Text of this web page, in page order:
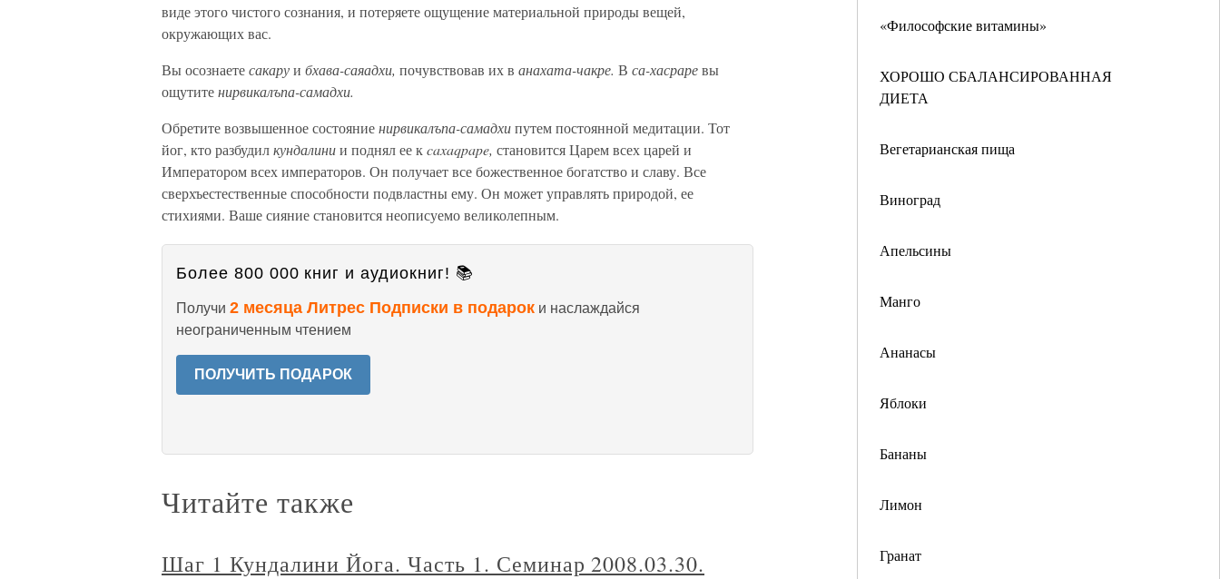
«Философские витамины»
ХОРОШО СБАЛАНСИРОВАННАЯ
ДИЕТА
Вегетарианская пища
Виноград
Апельсины
Манго
Ананасы
Яблоки
Бананы
Лимон
Гранат
виде этого чистого сознания, и потеряете ощущение материальной природы вещей,
окружающих вас.
Вы осознаетесакаруи бхава-саяадхи, почувствовав их в анахата-чакре. В са-хасраревы
ощутитенирвикалъпа-самадхи.
Обретите возвышенное состояниенирвикалъпа-самадхипутем постоянной медитации. Тот
йог, кто разбудилкундалинии поднял ее кcaxaqpape, становится Царем всех царей и
Императором всех императоров. Он получает все божественное богатство и славу. Все
сверхъестественные способности подвластны ему. Он может управлять природой, ее
стихиями. Ваше сияние становится неописуемо великолепным.
Более 800 000 книг и аудиокниг! 📚
Получи 2 месяца Литрес Подписки в подарок и наслаждайся
неограниченным чтением
ПОЛУЧИТЬ ПОДАРОК
Читайте также
Шаг 1 Кундалини Йога. Часть 1. Семинар 2008.03.30.